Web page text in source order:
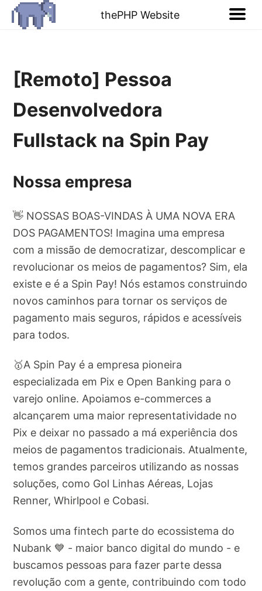
thePHP Website
[Remoto] Pessoa
Desenvolvedora
Fullstack na Spin Pay
Nossa empresa
👋 NOSSAS BOAS-VINDAS À UMA NOVA ERA
DOS PAGAMENTOS! Imagina uma empresa
com a missão de democratizar, descomplicar e
revolucionar os meios de pagamentos? Sim, ela
existe e é a Spin Pay! Nós estamos construindo
novos caminhos para tornar os serviços de
pagamento mais seguros, rápidos e acessíveis
para todos.
🥇A Spin Pay é a empresa pioneira
especializada em Pix e Open Banking para o
varejo online. Apoiamos e-commerces a
alcançarem uma maior representatividade no
Pix e deixar no passado a má experiência dos
meios de pagamentos tradicionais. Atualmente,
temos grandes parceiros utilizando as nossas
soluções, como Gol Linhas Aéreas, Lojas
Renner, Whirlpool e Cobasi.
Somos uma fintech parte do ecossistema do
Nubank 💙 - maior banco digital do mundo - e
buscamos pessoas para fazer parte dessa
revolução com a gente, contribuindo com todo